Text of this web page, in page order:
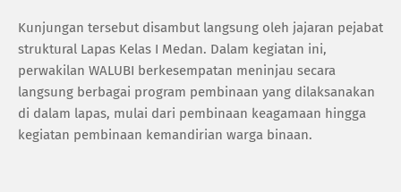
Kunjungan tersebut disambut langsung oleh jajaran pejabat
struktural Lapas Kelas I Medan. Dalam kegiatan ini,
perwakilan WALUBI berkesempatan meninjau secara
langsung berbagai program pembinaan yang dilaksanakan
di dalam lapas, mulai dari pembinaan keagamaan hingga
kegiatan pembinaan kemandirian warga binaan.